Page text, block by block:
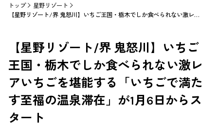
トップ
星野リゾート
【星野リゾート/界 鬼怒川】いちご王国・栃木でしか食べられない激レアいちごを堪能する「いちごで満たす至福の温泉滞在」が1月6日からスタート
【星野リゾート/界 鬼怒川】いちご
王国・栃木でしか食べられない激レ
アいちごを堪能する「いちごで満た
す至福の温泉滞在」が1月6日からス
タート